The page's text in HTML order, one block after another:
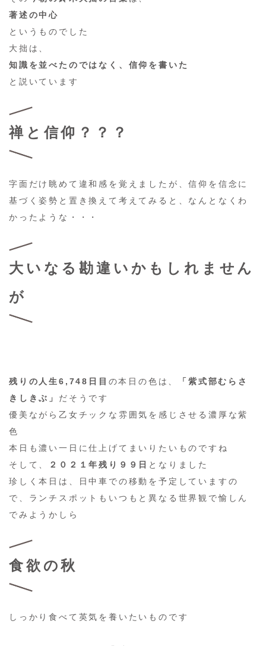
著述の中心
というものでした
大拙は、
知識を並べたのではなく、信仰を書いた
と説いています
禅と信仰？？？
字面だけ眺めて違和感を覚えましたが、信仰を信念に
基づく姿勢と置き換えて考えてみると、なんとなくわ
かったような・・・
大いなる勘違いかもしれません
が
残りの人生6,748日目 の本日の色は、
「紫式部むらさ
きしきぶ」 だそうです
優美ながら乙女チックな雰囲気を感じさせる濃厚な紫
色
本日も濃い一日に仕上げてまいりたいものですね
そして、
２０２１年残り９９日 となりました
珍しく本日は、日中車での移動を予定していますの
で、ランチスポットもいつもと異なる世界観で愉しん
でみようかしら
食欲の秋
しっかり食べて英気を養いたいものです